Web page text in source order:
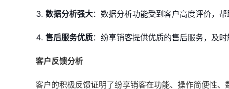
数据分析强大：数据分析功能受到客户高度评价，
售后服务优质：纷享销客提供优质的售后服务，及时
客户反馈分析
客户的积极反馈证明了纷享销客在功能、操作简便性